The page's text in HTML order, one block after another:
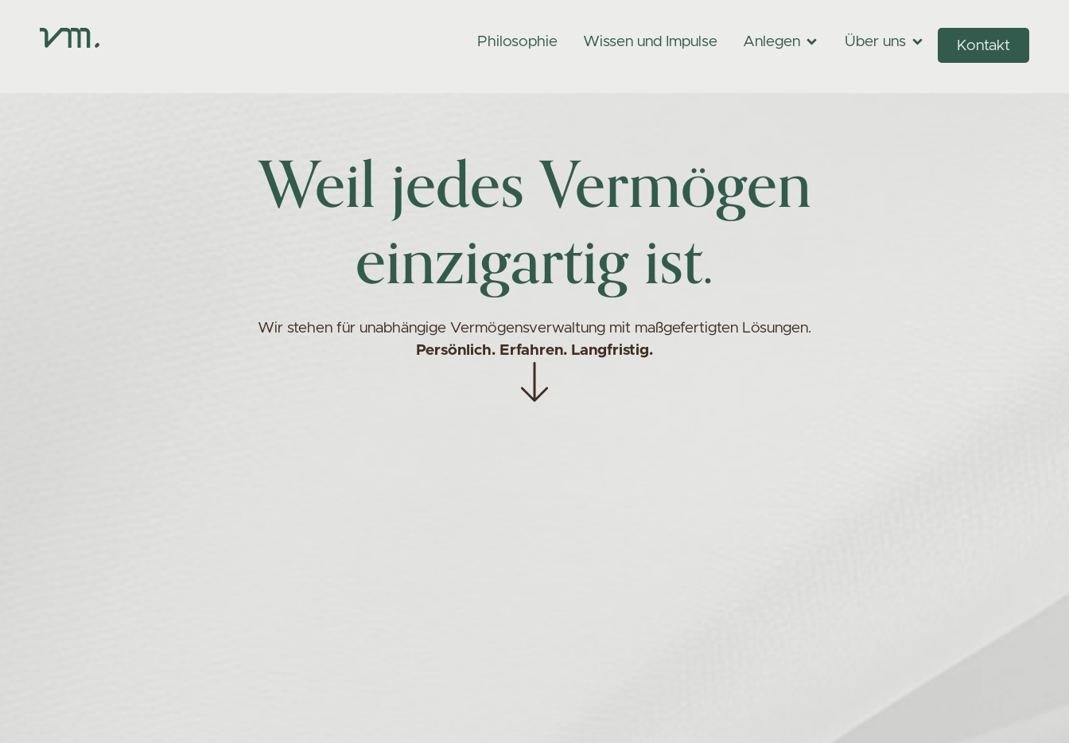
Philosophie Wissen und Impulse Anlegen Über uns Kontakt
Weil jedes Vermögen
einzigartig ist.
Wir stehen für unabhängige Vermögensverwaltung mit maßgefertigten Lösungen.
Persönlich. Erfahren. Langfristig.